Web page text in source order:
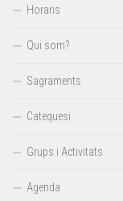
Horaris
Qui som?
Sagraments
Catequesi
Grups i Activitats
Agenda